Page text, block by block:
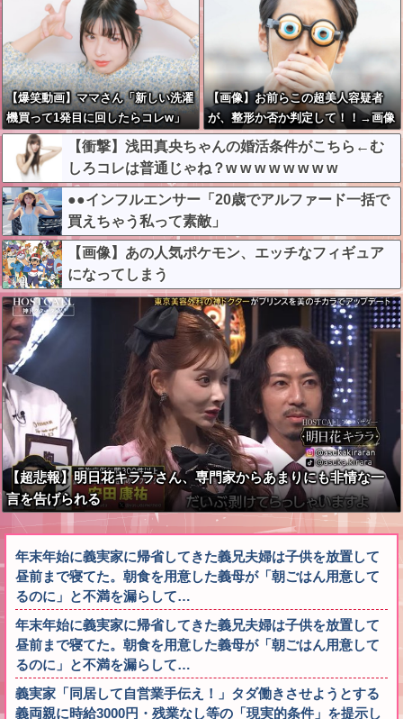
【爆笑動画】ママさん「新しい洗濯
機買って1発目に回したらコレw」
←こwれwはw w w w w w w w w w
【画像】お前らこの超美人容疑者
が、整形か否か判定して！！→画像
がこちらw w w w w w w w w w
【衝撃】浅田真央ちゃんの婚活条件がこちら←む
しろコレは普通じゃね？w w w w w w w w
●●インフルエンサー「20歳でアルファード一括で
買えちゃう私って素敵」
【画像】あの人気ポケモン、エッチなフィギュア
になってしまう
【超悲報】明日花キララさん、専門家からあまりにも非情な一
言を告げられる
年末年始に義実家に帰省してきた義兄夫婦は子供を放置して
昼前まで寝てた。朝食を用意した義母が「朝ごはん用意して
るのに」と不満を漏らして…
年末年始に義実家に帰省してきた義兄夫婦は子供を放置して
昼前まで寝てた。朝食を用意した義母が「朝ごはん用意して
るのに」と不満を漏らして…
義実家「同居して自営業手伝え！」タダ働きさせようとする
義両親に時給3000円・残業なし等の「現実的条件」を提示し